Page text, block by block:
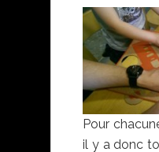
Pour
il y a donc